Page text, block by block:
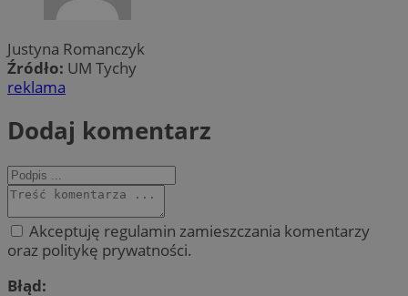
Justyna Romanczyk
Źródło: UM Tychy
reklama
Dodaj komentarz
Akceptuję regulamin zamieszczania komentarzy
oraz politykę prywatności.
Błąd: